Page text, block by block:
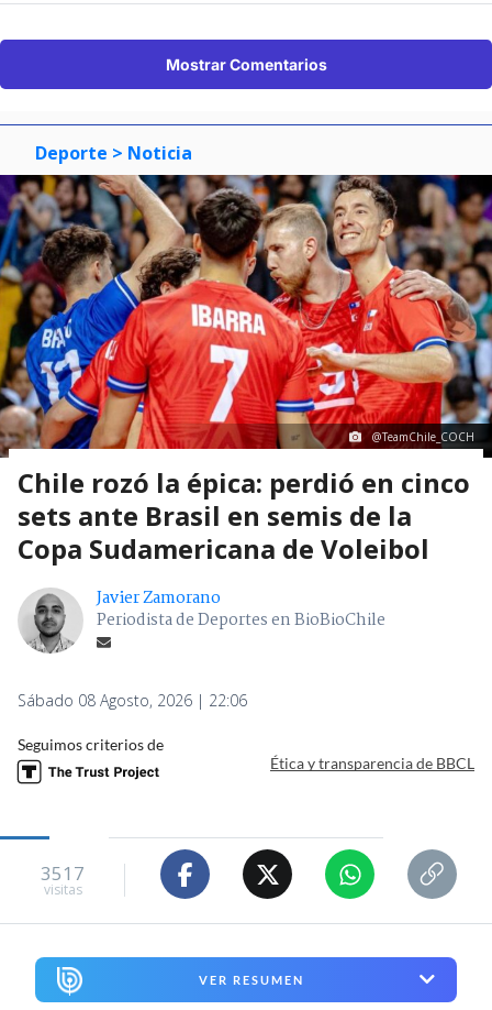
Mostrar Comentarios
Deporte > Noticia
@TeamChile_COCH
Chile rozó la épica: perdió en cinco
sets ante Brasil en semis de la
Copa Sudamericana de Voleibol
Javier Zamorano
Periodista de Deportes en BioBioChile
Sábado 08 Agosto, 2026 | 22:06
Seguimos criterios de
Ética y transparencia de BBCL
3517
visitas
VER RESUMEN